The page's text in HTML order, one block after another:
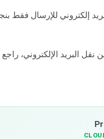
البريد الإلكتروني، راجع